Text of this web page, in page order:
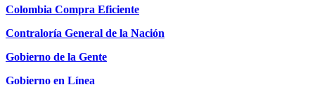
Colombia Compra Eficiente
Contraloría General de la Nación
Gobierno de la Gente
Gobierno en Línea